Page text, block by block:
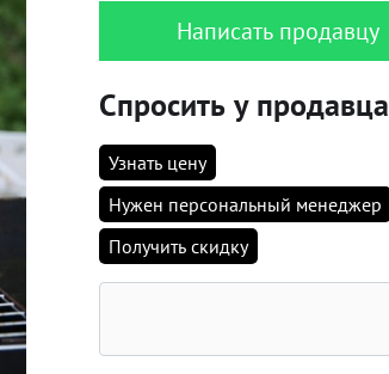
Написать продавцу
Спросить у продавца
Узнать цену
Нужен персональный менеджер
Получить скидку